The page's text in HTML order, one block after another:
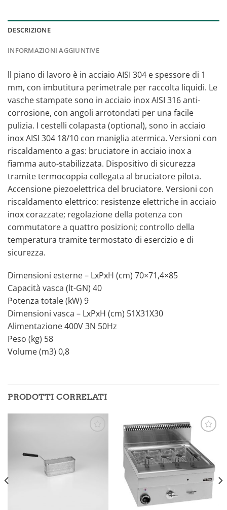
DESCRIZIONE
INFORMAZIONI AGGIUNTIVE
ll piano di lavoro è in acciaio AISI 304 e spessore di 1
mm, con imbutitura perimetrale per raccolta liquidi. Le
vasche stampate sono in acciaio inox AISI 316 anti-
corrosione, con angoli arrotondati per una facile
pulizia. I cestelli colapasta (optional), sono in acciaio
inox AISI 304 18/10 con maniglia atermica. Versioni con
riscaldamento a gas: bruciatore in acciaio inox a
fiamma auto-stabilizzata. Dispositivo di sicurezza
tramite termocoppia collegata al bruciatore pilota.
Accensione piezoelettrica del bruciatore. Versioni con
riscaldamento elettrico: resistenze elettriche in acciaio
inox corazzate; regolazione della potenza con
commutatore a quattro posizioni; controllo della
temperatura tramite termostato di esercizio e di
sicurezza.
Dimensioni esterne – LxPxH (cm) 70×71,4×85
Capacità vasca (lt-GN) 40
Potenza totale (kW) 9
Dimensioni vasca – LxPxH (cm) 51X31X30
Alimentazione 400V 3N 50Hz
Peso (kg) 58
Volume (m3) 0,8
PRODOTTI CORRELATI
Aggiungi
alla lista
dei
desideri